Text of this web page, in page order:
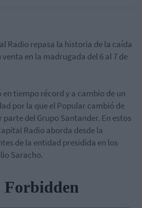
Radio repasa la historia de la caída
en la madrugada del 6 al 7 de
tiempo récord y a cambio de un
por la que el Popular cambió de
del Grupo Santander. En estos
Radio aborda desde la
de la entidad presidida en los
Saracho.